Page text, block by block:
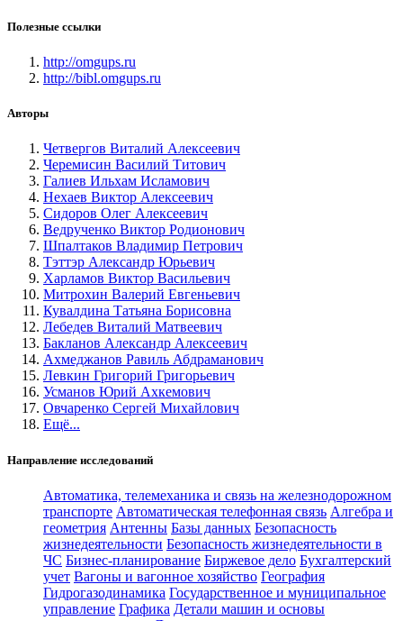
Полезные ссылки
http://omgups.ru
http://bibl.omgups.ru
Авторы
Четвергов Виталий Алексеевич
Черемисин Василий Титович
Галиев Ильхам Исламович
Нехаев Виктор Алексеевич
Сидоров Олег Алексеевич
Ведрученко Виктор Родионович
Шпалтаков Владимир Петрович
Тэттэр Александр Юрьевич
Харламов Виктор Васильевич
Митрохин Валерий Евгеньевич
Кувалдина Татьяна Борисовна
Лебедев Виталий Матвеевич
Бакланов Александр Алексеевич
Ахмеджанов Равиль Абдраманович
Левкин Григорий Григорьевич
Усманов Юрий Ахкемович
Овчаренко Сергей Михайлович
Ещё...
Направление исследований
Автоматика, телемеханика и связь на железнодорожном
транспорте Автоматическая телефонная связь Алгебра и
геометрия Антенны Базы данных Безопасность
жизнедеятельности Безопасность жизнедеятельности в
ЧС Бизнес-планирование Биржевое дело Бухгалтерский
учет Вагоны и вагонное хозяйство География
Гидрогазодинамика Государственное и муниципальное
управление Графика Детали машин и основы